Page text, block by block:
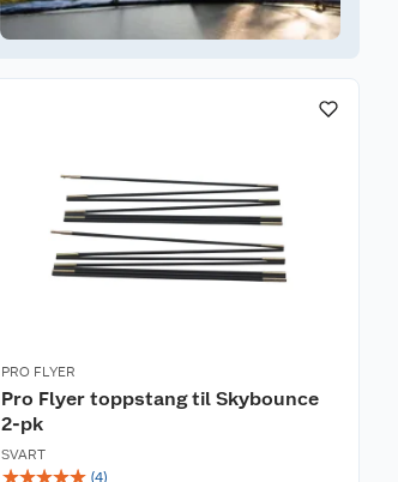
PRO FLYER
Pro Flyer toppstang til Skybounce
2-pk
SVART
☆☆☆☆☆ (4)